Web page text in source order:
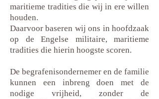
maritieme tradities die wij in ere willen
houden.
Daarvoor baseren wij ons in hoofdzaak
op de Engelse militaire, maritieme
tradities die hierin hoogste scoren.
De begrafenisondernemer en de familie
kunnen een inbreng doen met de
nodige vrijheid, zonder de